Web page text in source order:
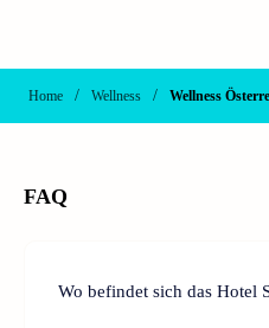
Home / Wellness / Wellness
FAQ
Wo befindet sich das Hotel